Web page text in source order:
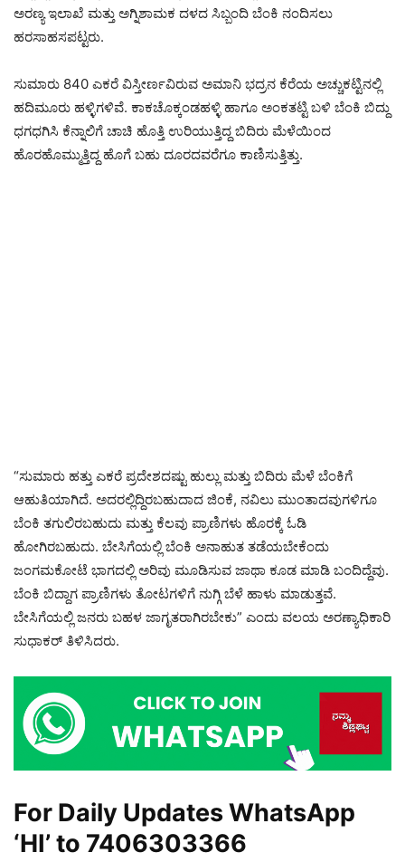
ಅರಣ್ಯ ಇಲಾಖೆ ಮತ್ತು ಅಗ್ನಿಶಾಮಕ ದಳದ ಸಿಬ್ಬಂದಿ ಬೆಂಕಿ ನಂದಿಸಲು
ಹರಸಾಹಸಪಟ್ಟರು.
ಸುಮಾರು 840 ಎಕರೆ ವಿಸ್ತೀರ್ಣವಿರುವ ಅಮಾನಿ ಭದ್ರನ ಕೆರೆಯ ಅಚ್ಚುಕಟ್ಟಿನಲ್ಲಿ
ಹದಿಮೂರು ಹಳ್ಳಿಗಳಿವೆ. ಕಾಕಚೊಕ್ಕಂಡಹಳ್ಳಿ ಹಾಗೂ ಅಂಕತಟ್ಟಿ ಬಳಿ ಬೆಂಕಿ ಬಿದ್ದು
ಧಗಧಗಿಸಿ ಕೆನ್ನಾಲಿಗೆ ಚಾಚಿ ಹೊತ್ತಿ ಉರಿಯುತ್ತಿದ್ದ ಬಿದಿರು ಮೆಳೆಯಿಂದ
ಹೊರಹೊಮ್ಮುತ್ತಿದ್ದ ಹೊಗೆ ಬಹು ದೂರದವರೆಗೂ ಕಾಣಿಸುತ್ತಿತ್ತು.
“ಸುಮಾರು ಹತ್ತು ಎಕರೆ ಪ್ರದೇಶದಷ್ಟು ಹುಲ್ಲು ಮತ್ತು ಬಿದಿರು ಮೆಳೆ ಬೆಂಕಿಗೆ
ಆಹುತಿಯಾಗಿದೆ. ಅದರಲ್ಲಿದ್ದಿರಬಹುದಾದ ಜಿಂಕೆ, ನವಿಲು ಮುಂತಾದವುಗಳಿಗೂ
ಬೆಂಕಿ ತಗುಲಿರಬಹುದು ಮತ್ತು ಕೆಲವು ಪ್ರಾಣಿಗಳು ಹೊರಕ್ಕೆ ಓಡಿ
ಹೋಗಿರಬಹುದು. ಬೇಸಿಗೆಯಲ್ಲಿ ಬೆಂಕಿ ಅನಾಹುತ ತಡೆಯಬೇಕೆಂದು
ಜಂಗಮಕೋಟೆ ಭಾಗದಲ್ಲಿ ಅರಿವು ಮೂಡಿಸುವ ಜಾಥಾ ಕೂಡ ಮಾಡಿ ಬಂದಿದ್ದೆವು.
ಬೆಂಕಿ ಬಿದ್ದಾಗ ಪ್ರಾಣಿಗಳು ತೋಟಗಳಿಗೆ ನುಗ್ಗಿ ಬೆಳೆ ಹಾಳು ಮಾಡುತ್ತವೆ.
ಬೇಸಿಗೆಯಲ್ಲಿ ಜನರು ಬಹಳ ಜಾಗೃತರಾಗಿರಬೇಕು” ಎಂದು ವಲಯ ಅರಣ್ಯಾಧಿಕಾರಿ
ಸುಧಾಕರ್ ತಿಳಿಸಿದರು.
For Daily Updates WhatsApp
‘HI’ to 7406303366